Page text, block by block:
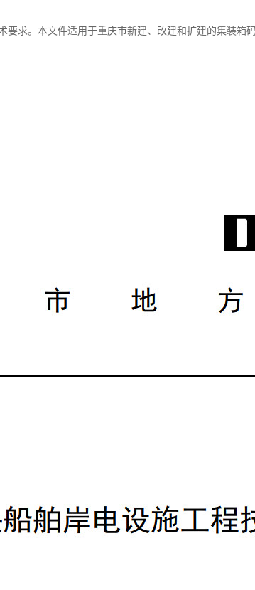
求。本文件适用于重庆市新建、改建和扩建的集装